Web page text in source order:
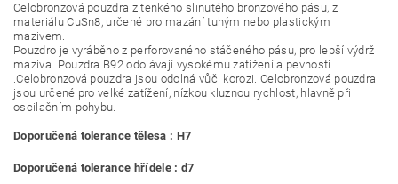
Celobronzová pouzdra z tenkého slinutého bronzového pásu, z
materiálu CuSn8, určené pro mazání tuhým nebo plastickým
mazivem.
Pouzdro je vyráběno z perforovaného stáčeného pásu, pro lepší výdrž
maziva. Pouzdra B92 odolávají vysokému zatížení a pevnosti
.Celobronzová pouzdra jsou odolná vůči korozi. Celobronzová pouzdra
jsou určené pro velké zatížení, nízkou kluznou rychlost, hlavně při
oscilačním pohybu.
Doporučená tolerance tělesa : H7
Doporučená tolerance hřídele : d7